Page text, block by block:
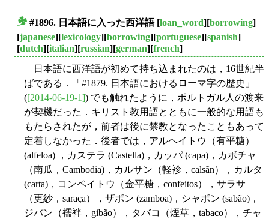
#1896. 日本語に入った西洋語[loan_word][borrowing]
[japanese][lexicology][borrowing][portuguese][spanish]
[dutch][italian][russian][german][french]
日本語に西洋語が初めて持ち込まれたのは，16世紀半
ばである．「#1879. 日本語におけるローマ字の歴史」
([2014-06-19-1]) でも触れたように，ポルトガル人の渡来
が契機だった．キリスト教用語とともに一般的な用語も
もたらされたが，前者は後に禁教となったこともあって
定着しなかった．後者では，アルヘイトウ（有平糖）
(alfeloa) ，カステラ (Castella)，カッパ (capa)，カボチャ
（南瓜，Cambodia)，カルサン（軽袗，calsãn），カルタ
(carta)，コンペイトウ（金平糖，confeitos），サラサ
（更紗，saraça），ザボン (zamboa)，シャボン (sabão)，
ジバン（襦袢，gibão），タバコ（煙草，tabaco），チャ